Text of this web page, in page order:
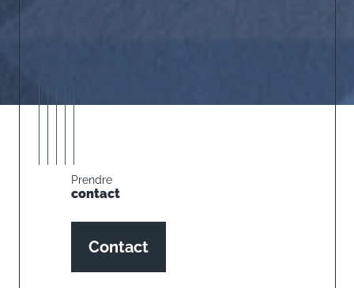
Prendre
contact
Contact